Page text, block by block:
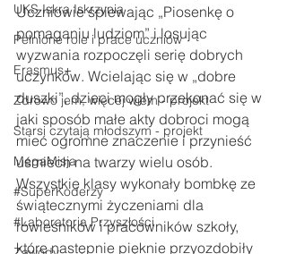
UKS Iskra Iskrzynia
Pełnione role i prace uczniów
Erasmus+
Zdrowo jem, więcej wiem - projekt
Starsi czytają młodszym - projekt
MegaMisja
#SuperKoderzy
#Laboratoria Przyszłości
Uczniowie śpiewając „Piosenkę o
pomaganiu ludziom” i losując
wyzwania rozpoczęli serię dobrych
uczynków. Wcielając się w „dobre
duszki”, dzieci mogły przekonać się w
jaki sposób małe akty dobroci mogą
mieć ogromne znaczenie i przynieść
uśmiech na twarzy wielu osób.
Wszystkie klasy wykonały bombkę ze
świątecznymi życzeniami dla
rówieśników i pracowników szkoły,
które następnie pięknie przyozdobiły